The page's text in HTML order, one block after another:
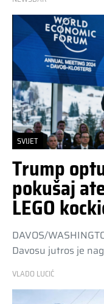
SVIJET
Trump
pokušaj
LEGO
DAVOS/
Davosu jutros je
VLADO LUCIĆ